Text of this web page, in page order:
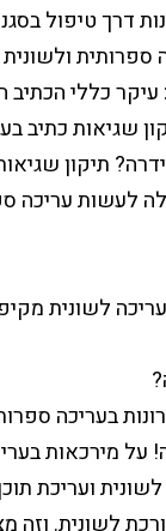
דרך טיפול
ספרותית
כללי
שגיאות כתיב
תיקון
לעשות עריכה
לשונית
בעריכה
על מירכאות
תוכן? 12 סיבות